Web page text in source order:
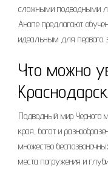
сложными подводными
Анапе предлагают
идеальным для первого
Что можно
Подводный мир Черного
края, богат и
множество
места погружения и